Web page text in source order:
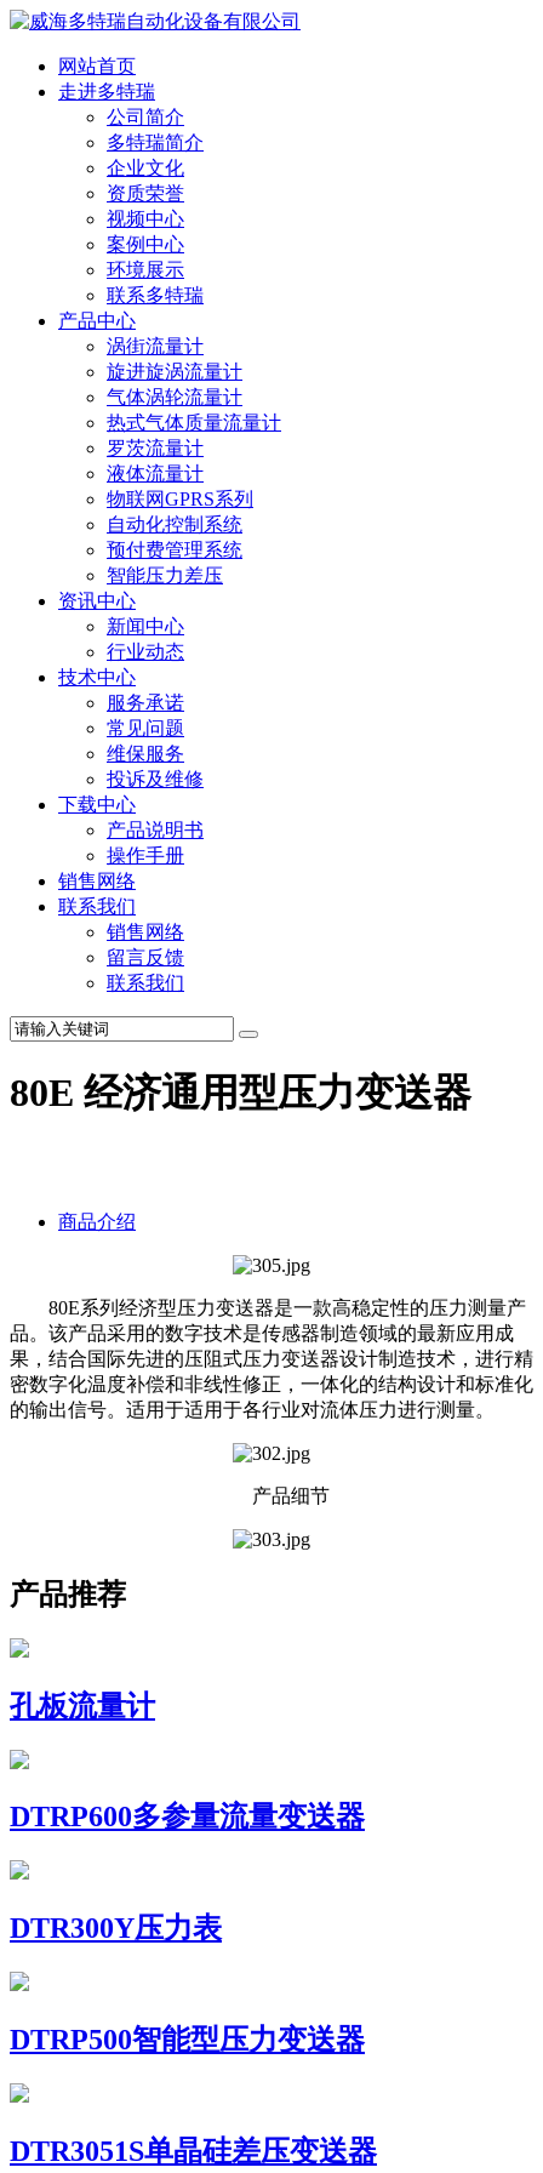
网站首页
走进多特瑞
公司简介
多特瑞简介
企业文化
资质荣誉
视频中心
案例中心
环境展示
联系多特瑞
产品中心
涡街流量计
旋进旋涡流量计
气体涡轮流量计
热式气体质量流量计
罗茨流量计
液体流量计
物联网GPRS系列
自动化控制系统
预付费管理系统
智能压力差压
资讯中心
新闻中心
行业动态
技术中心
服务承诺
常见问题
维保服务
投诉及维修
下载中心
产品说明书
操作手册
销售网络
联系我们
销售网络
留言反馈
联系我们
80E 经济通用型压力变送器
商品介绍
80E系列经济型压力变送器是一款高稳定性的压力测量产
品。该产品采用的数字技术是传感器制造领域的最新应用成
果，结合国际先进的压阻式压力变送器设计制造技术，进行精
密数字化温度补偿和非线性修正，一体化的结构设计和标准化
的输出信号。适用于适用于各行业对流体压力进行测量。
产品细节
产品推荐
孔板流量计
DTRP600多参量流量变送器
DTR300Y压力表
DTRP500智能型压力变送器
DTR3051S单晶硅差压变送器